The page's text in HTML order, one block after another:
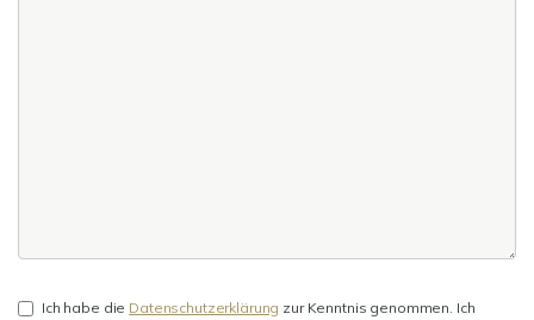
Ich habe die Datenschutzerklärung zur Kenntnis genommen. Ich